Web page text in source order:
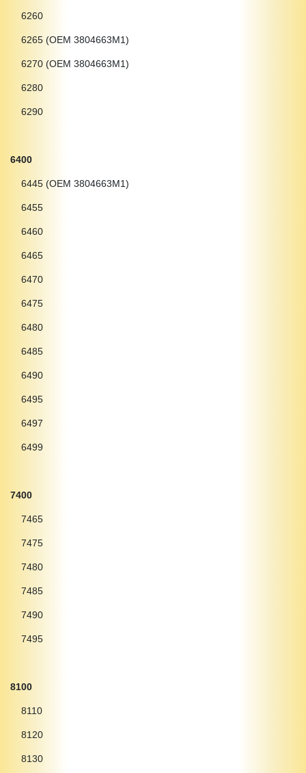
6260
6265 (OEM 3804663M1)
6270 (OEM 3804663M1)
6280
6290
6400
6445 (OEM 3804663M1)
6455
6460
6465
6470
6475
6480
6485
6490
6495
6497
6499
7400
7465
7475
7480
7485
7490
7495
8100
8110
8120
8130